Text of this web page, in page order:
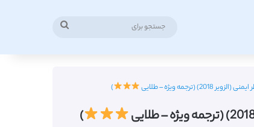
ویژه – طلایی )
)